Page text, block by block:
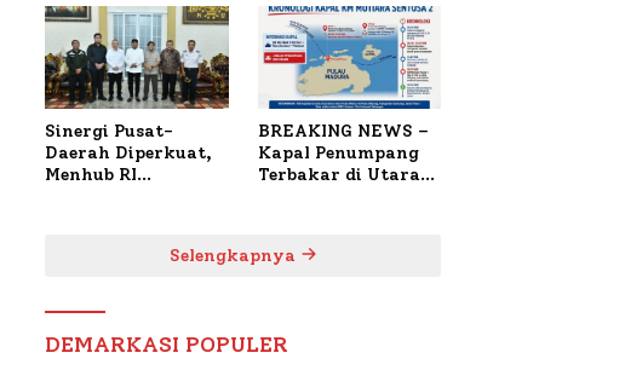
1.024 Peserta
Terdaftar
Doa untuk Korban
Kapal Terbakar
Sinergi Pusat-
Daerah Diperkuat,
Menhub RI
Mutiara Sentosa II
BREAKING NEWS –
Kapal Penumpang
Terbakar di Utara
Selengkapnya
DEMARKASI POPULER